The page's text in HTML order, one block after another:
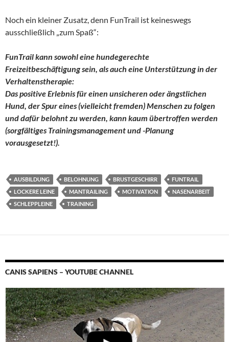
Noch ein kleiner Zusatz, denn FunTrail ist keineswegs
ausschließlich „zum Spaß“:
FunTrail kann sowohl eine hundegerechte
Freizeitbeschäftigung sein, als auch eine Unterstützung in der
Verhaltenstherapie:
Das positive Erlebnis für einen unsicheren oder ängstlichen
Hund, der Spur eines (vielleicht fremden) Menschen zu folgen
und dafür belohnt zu werden, kann kaum übertroffen werden
(sorgfältiges Trainingsmanagement und -Planung
vorausgesetzt!).
AUSBILDUNG BELOHNUNG BRUSTGESCHIRR
FUNTRAIL
LOCKERE LEINE
MANTRAILING MOTIVATION
NASENARBEIT
SCHLEPPLEINE
TRAINING
CANIS SAPIENS – YOUTUBE CHANNEL